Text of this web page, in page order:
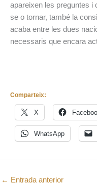
apareixen les preguntes i
se o tornar, també la
acaba entre les dues
necessaris que encara
Comparteix:
X
WhatsApp
← Entrada anterior